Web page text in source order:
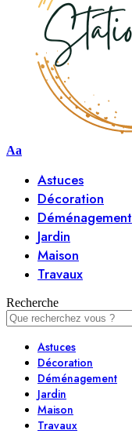
Aa
Astuces
Décoration
Déménagement
Jardin
Maison
Travaux
Recherche
Astuces
Décoration
Déménagement
Jardin
Maison
Travaux